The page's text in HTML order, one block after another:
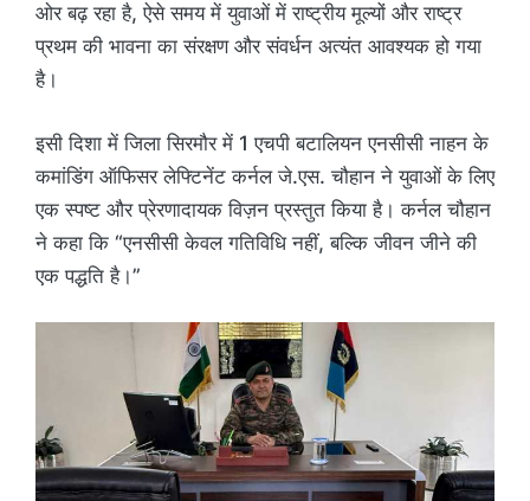
ओर बढ़ रहा है, ऐसे समय में युवाओं में राष्ट्रीय मूल्यों और राष्ट्र
प्रथम की भावना का संरक्षण और संवर्धन अत्यंत आवश्यक हो गया
है।
इसी दिशा में जिला सिरमौर में 1 एचपी बटालियन एनसीसी नाहन के
कमांडिंग ऑफिसर लेफ्टिनेंट कर्नल जे.एस. चौहान ने युवाओं के लिए
एक स्पष्ट और प्रेरणादायक विज़न प्रस्तुत किया है। कर्नल चौहान
ने कहा कि “एनसीसी केवल गतिविधि नहीं, बल्कि जीवन जीने की
एक पद्धति है।”